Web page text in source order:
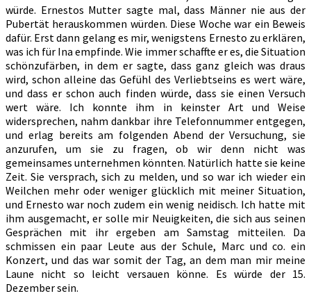
würde. Ernestos Mutter sagte mal, dass Männer nie aus der
Pubertät herauskommen würden. Diese Woche war ein Beweis
dafür. Erst dann gelang es mir, wenigstens Ernesto zu erklären,
was ich für Ina empfinde. Wie immer schaffte er es, die Situation
schönzufärben, in dem er sagte, dass ganz gleich was draus
wird, schon alleine das Gefühl des Verliebtseins es wert wäre,
und dass er schon auch finden würde, dass sie einen Versuch
wert wäre. Ich konnte ihm in keinster Art und Weise
widersprechen, nahm dankbar ihre Telefonnummer entgegen,
und erlag bereits am folgenden Abend der Versuchung, sie
anzurufen, um sie zu fragen, ob wir denn nicht was
gemeinsames unternehmen könnten. Natürlich hatte sie keine
Zeit. Sie versprach, sich zu melden, und so war ich wieder ein
Weilchen mehr oder weniger glücklich mit meiner Situation,
und Ernesto war noch zudem ein wenig neidisch. Ich hatte mit
ihm ausgemacht, er solle mir Neuigkeiten, die sich aus seinen
Gesprächen mit ihr ergeben am Samstag mitteilen. Da
schmissen ein paar Leute aus der Schule, Marc und co. ein
Konzert, und das war somit der Tag, an dem man mir meine
Laune nicht so leicht versauen könne. Es würde der 15.
Dezember sein.